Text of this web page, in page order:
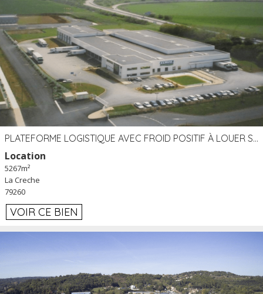
PLATEFORME LOGISTIQUE AVEC FROID POSITIF À LOUER SECTEUR NIORT (79)
Location
5267m²
La Creche
79260
VOIR CE BIEN